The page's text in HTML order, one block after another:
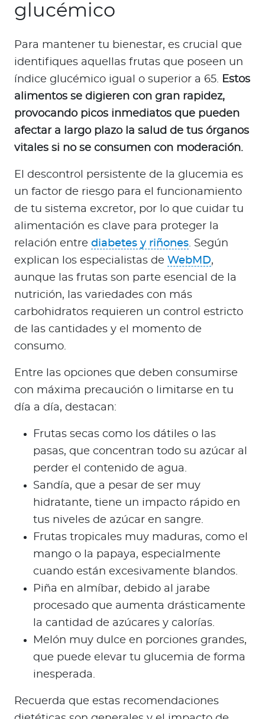
glucémico
Para mantener tu bienestar, es crucial que
identifiques aquellas frutas que poseen un
índice glucémico igual o superior a 65. Estos
alimentos se digieren con gran rapidez,
provocando picos inmediatos que pueden
afectar a largo plazo la salud de tus órganos
vitales si no se consumen con moderación.
El descontrol persistente de la glucemia es
un factor de riesgo para el funcionamiento
de tu sistema excretor, por lo que cuidar tu
alimentación es clave para proteger la
relación entre diabetes y riñones. Según
explican los especialistas de WebMD,
aunque las frutas son parte esencial de la
nutrición, las variedades con más
carbohidratos requieren un control estricto
de las cantidades y el momento de
consumo.
Entre las opciones que deben consumirse
con máxima precaución o limitarse en tu
día a día, destacan:
Frutas secas como los dátiles o las
pasas, que concentran todo su azúcar al
perder el contenido de agua.
Sandía, que a pesar de ser muy
hidratante, tiene un impacto rápido en
tus niveles de azúcar en sangre.
Frutas tropicales muy maduras, como el
mango o la papaya, especialmente
cuando están excesivamente blandos.
Piña en almíbar, debido al jarabe
procesado que aumenta drásticamente
la cantidad de azúcares y calorías.
Melón muy dulce en porciones grandes,
que puede elevar tu glucemia de forma
inesperada.
Recuerda que estas recomendaciones